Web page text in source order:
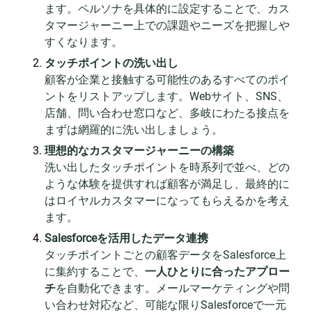
ます。ペルソナを具体的に設定することで、カス
タマージャーニー上での課題やニーズを把握しや
すくなります。
タッチポイントの洗い出し
顧客が企業と接触する可能性のあるすべてのポイ
ントをリストアップします。Webサイト、SNS、
店舗、問い合わせ窓口など、多岐にわたる接点を
まずは網羅的に洗い出しましょう。
理想的なカスタマージャーニーの構築
洗い出したタッチポイントを時系列で並べ、どの
ような体験を提供すれば顧客が満足し、最終的に
はロイヤルカスタマーになってもらえるかを考え
ます。
Salesforceを活用したデータ連携
タッチポイントごとの顧客データをSalesforce上
に集約することで、 一人ひとりに合ったアプロー
チを自動化できます。メールマーケティングや問
い合わせ対応など、可能な限りSalesforceで一元